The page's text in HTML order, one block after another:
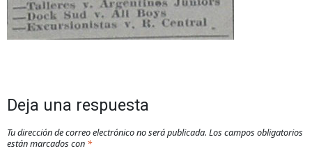
Deja una respuesta
Tu dirección de correo electrónico no será publicada. Los campos obligatorios
están marcados con *